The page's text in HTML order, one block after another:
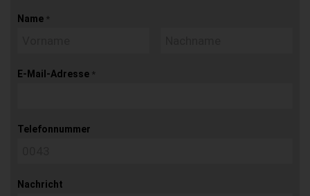
Name *
E-Mail-Adresse *
Telefonnummer
Nachricht